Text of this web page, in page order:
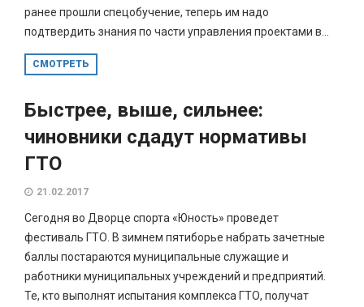
ранее прошли спецобучение, теперь им надо
подтвердить знания по части управления проектами в...
СМОТРЕТЬ
Быстрее, выше, сильнее:
чиновники сдадут нормативы
ГТО
21.02.2017
Сегодня во Дворце спорта «Юность» проведет
фестиваль ГТО. В зимнем пятиборье набрать зачетные
баллы постараются муниципальные служащие и
работники муниципальных учреждений и предприятий.
Те, кто выполнят испытания комплекса ГТО, получат